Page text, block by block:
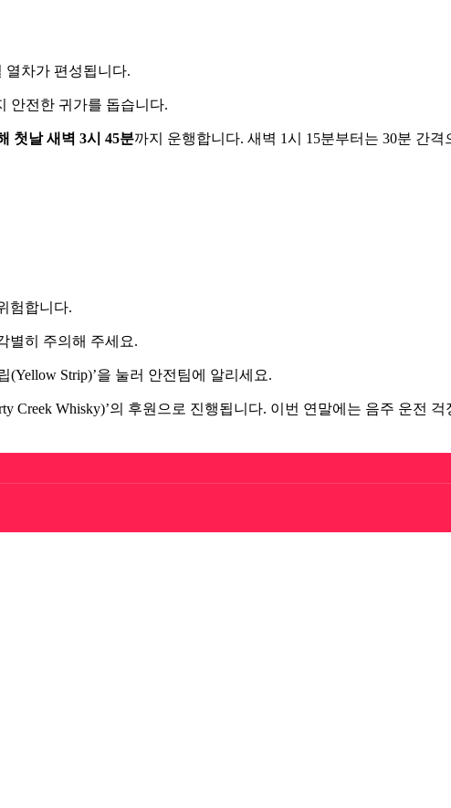
열차가 편성됩니다.
안전한 귀가를 돕습니다.
첫날 새벽 3시 45분까지 운행합니다. 새벽 1시 15분부터는 30분 간
험합니다.
별히 주의해 주세요.
Strip)’을 눌러 안전팀에 알리세요.
Creek Whisky)’의 후원으로 진행됩니다. 이번 연말에는 음주 운전